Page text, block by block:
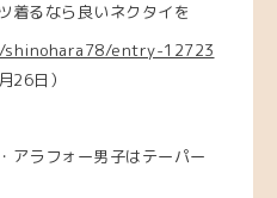
るなら良いネクタイを
entry-12723
26日）
ラフォー男子はテーパー